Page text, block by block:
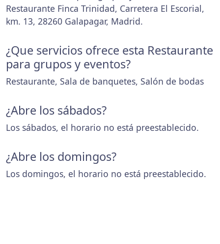
Restaurante Finca Trinidad, Carretera El Escorial,
km. 13, 28260 Galapagar, Madrid.
¿Que servicios ofrece esta Restaurante
para grupos y eventos?
Restaurante, Sala de banquetes, Salón de bodas
¿Abre los sábados?
Los sábados, el horario no está preestablecido.
¿Abre los domingos?
Los domingos, el horario no está preestablecido.